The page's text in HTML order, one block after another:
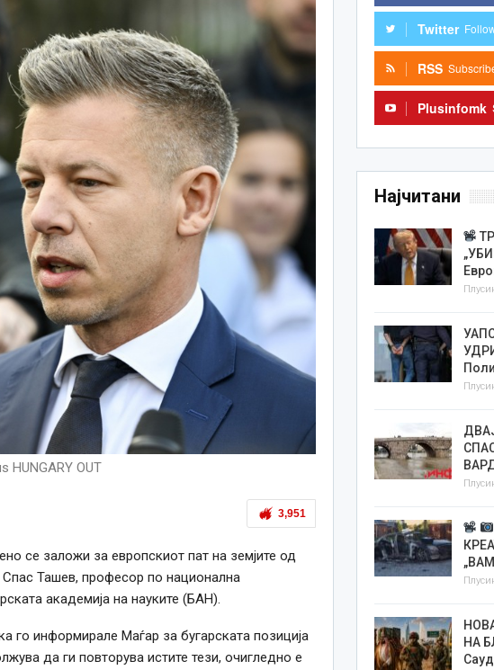
HUNGARY OUT
3,951
се заложи за европскиот пат на земјите од
Спас Ташев, професор по национална
академија на науките (БАН).
го информирале Маѓар за бугарската позиција
да ги повторува истите тези, очигледно е
Twitter
RSS
Plusinfomk
Најчитани
НА